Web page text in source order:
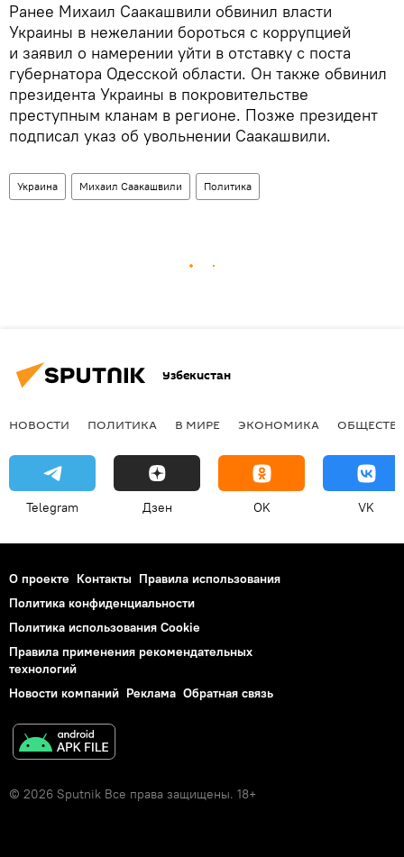
Ранее Михаил Саакашвили обвинил власти
Украины в нежелании бороться с коррупцией
и заявил о намерении уйти в отставку с поста
губернатора Одесской области. Он также обвинил
президента Украины в покровительстве
преступным кланам в регионе. Позже президент
подписал указ об увольнении Саакашвили.
Украина Михаил Саакашвили Политика
Узбекистан
НОВОСТИ ПОЛИТИКА В МИРЕ ЭКОНОМИКА
Telegram Дзен OK VK
О проекте Контакты Правила использования
Политика конфиденциальности
Политика использования Cookie
Правила применения рекомендательных
технологий
Новости компаний Реклама Обратная связь
© 2026 Sputnik Все права защищены. 18+